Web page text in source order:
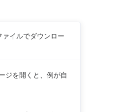
イルでダウンロー
ジを開くと、例が自